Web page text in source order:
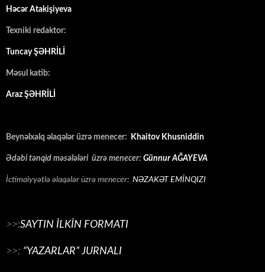
Həcər Atakişiyeva
Texniki redaktor:
Tuncay ŞƏHRİLİ
Məsul katib:
Araz ŞƏHRİLİ
Beynəlxalq əlaqələr üzrə menecer: Khaitov Khusniddin
Ədəbi tənqid məsələləri üzrə menecer: Günnur AĞAYEVA
İctimaiyyətlə əlaqələr üzrə menecer: NƏZAKƏT EMİNQIZI
>>:SAYTIN İLKİN FORMATI
>>: “YAZARLAR” JURNALI